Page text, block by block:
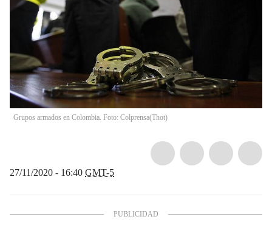
Grupos armados en Colombia. Foto: Colprensa(Thot)
27/11/2020 - 16:40 GMT-5